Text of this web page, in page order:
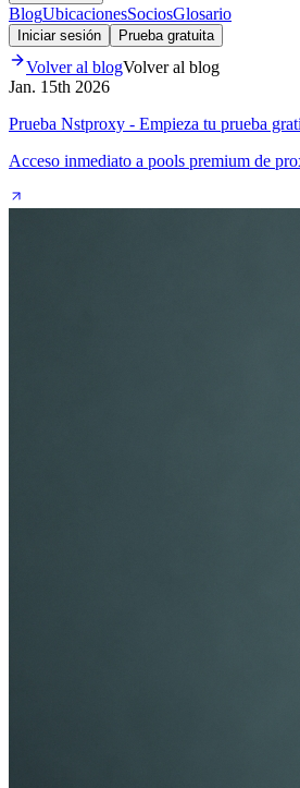
BlogUbicacionesSociosGlosario
Iniciar sesión Prueba gratuita
Volver al blogVolver al blog
Jan. 15th 2026
Prueba Nstproxy - Empieza tu prueba
Acceso inmediato a pools premium de